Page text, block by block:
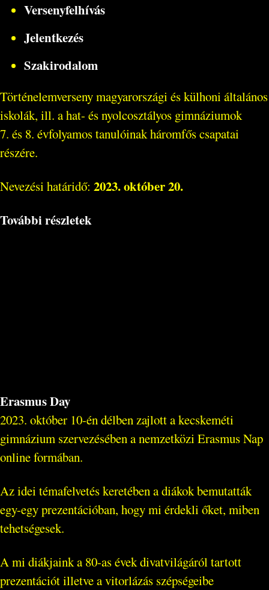
Versenyfelhívás
Jelentkezés
Szakirodalom
Történelemverseny magyarországi és külhoni általános
iskolák, ill. a hat- és nyolcosztályos gimnáziumok
7. és 8. évfolyamos tanulóinak háromfős csapatai
részére.
Nevezési határidő: 2023. október 20.
További részletek
Erasmus Day
2023. október 10-én délben zajlott a kecskeméti
gimnázium szervezésében a nemzetközi Erasmus Nap
online formában.
Az idei témafelvetés keretében a diákok bemutatták
egy-egy prezentációban, hogy mi érdekli őket, miben
tehetségesek.
A mi diákjaink a 80-as évek divatvilágáról tartott
prezentációt illetve a vitorlázás szépségeibe